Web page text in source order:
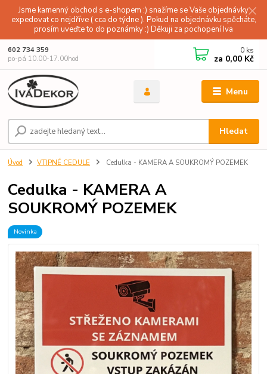
Jsme kamenný obchod s e-shopem :) snažíme se Vaše objednávky
expedovat co nejdříve ( cca do týdne ). Pokud na objednávku spěcháte,
prosím uveďte to do poznámky :) Děkuji za pochopení Iva
Menu
Hledat
602 734 359
po-pá 10.00-17.00hod
0 ks
za 0,00 Kč
Úvod VTIPNÉ CEDULE Cedulka - KAMERA A SOUKROMÝ POZEMEK
Cedulka - KAMERA A
SOUKROMÝ POZEMEK
Novinka